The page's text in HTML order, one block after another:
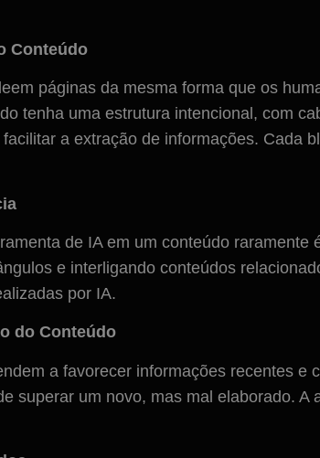
Conteúdo
páginas da mesma forma que os
tenha uma estrutura intencional, com
a extração de informações. Cada
de IA em um conteúdo
e interligando conteúdos
por IA.
do Conteúdo
a favorecer informações recentes
superar um novo, mas mal elaborado.